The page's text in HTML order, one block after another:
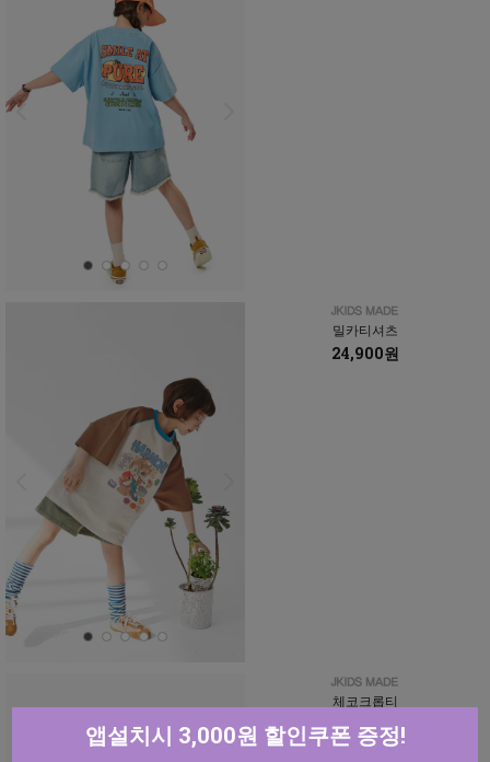
밀카티셔츠
24,900원
체코크롭티
15,900원
앱설치시 3,000원 할인쿠폰 증정!